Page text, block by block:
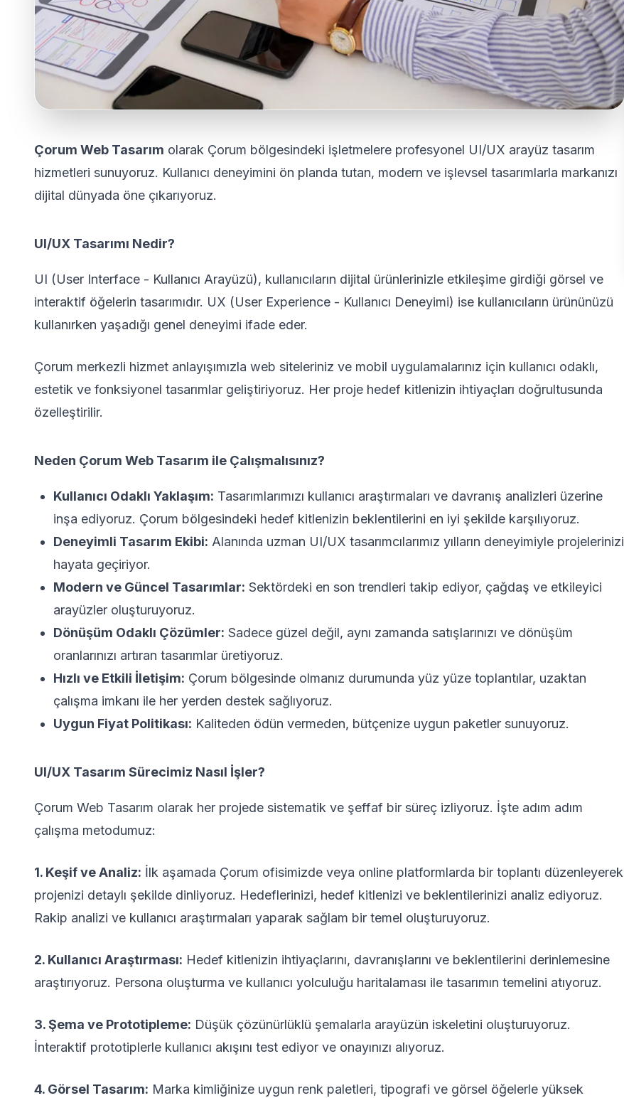
Çorum Web Tasarım olarak Çorum bölgesindeki işletmelere profesyonel UI/UX arayüz tasarım
hizmetleri sunuyoruz. Kullanıcı deneyimini ön planda tutan, modern ve işlevsel tasarımlarla markanızı
dijital dünyada öne çıkarıyoruz.
UI/UX Tasarımı Nedir?
UI (User Interface - Kullanıcı Arayüzü), kullanıcıların dijital ürünlerinizle etkileşime girdiği görsel ve
interaktif öğelerin tasarımıdır. UX (User Experience - Kullanıcı Deneyimi) ise kullanıcıların ürününüzü
kullanırken yaşadığı genel deneyimi ifade eder.
Çorum merkezli hizmet anlayışımızla web siteleriniz ve mobil uygulamalarınız için kullanıcı odaklı,
estetik ve fonksiyonel tasarımlar geliştiriyoruz. Her proje hedef kitlenizin ihtiyaçları doğrultusunda
özelleştirilir.
Neden Çorum Web Tasarım ile Çalışmalısınız?
Kullanıcı Odaklı Yaklaşım: Tasarımlarımızı kullanıcı araştırmaları ve davranış analizleri üzerine
inşa ediyoruz. Çorum bölgesindeki hedef kitlenizin beklentilerini en iyi şekilde karşılıyoruz.
Deneyimli Tasarım Ekibi: Alanında uzman UI/UX tasarımcılarımız yılların deneyimiyle projelerinizi
hayata geçiriyor.
Modern ve Güncel Tasarımlar: Sektördeki en son trendleri takip ediyor, çağdaş ve etkileyici
arayüzler oluşturuyoruz.
Dönüşüm Odaklı Çözümler: Sadece güzel değil, aynı zamanda satışlarınızı ve dönüşüm
oranlarınızı artıran tasarımlar üretiyoruz.
Hızlı ve Etkili İletişim: Çorum bölgesinde olmanız durumunda yüz yüze toplantılar, uzaktan
çalışma imkanı ile her yerden destek sağlıyoruz.
Uygun Fiyat Politikası: Kaliteden ödün vermeden, bütçenize uygun paketler sunuyoruz.
UI/UX Tasarım Sürecimiz Nasıl İşler?
Çorum Web Tasarım olarak her projede sistematik ve şeffaf bir süreç izliyoruz. İşte adım adım
çalışma metodumuz:
1. Keşif ve Analiz: İlk aşamada Çorum ofisimizde veya online platformlarda bir toplantı düzenleyerek
projenizi detaylı şekilde dinliyoruz. Hedeflerinizi, hedef kitlenizi ve beklentilerinizi analiz ediyoruz.
Rakip analizi ve kullanıcı araştırmaları yaparak sağlam bir temel oluşturuyoruz.
2. Kullanıcı Araştırması: Hedef kitlenizin ihtiyaçlarını, davranışlarını ve beklentilerini derinlemesine
araştırıyoruz. Persona oluşturma ve kullanıcı yolculuğu haritalaması ile tasarımın temelini atıyoruz.
3. Şema ve Prototipleme: Düşük çözünürlüklü şemalarla arayüzün iskeletini oluşturuyoruz.
İnteraktif prototiplerle kullanıcı akışını test ediyor ve onayınızı alıyoruz.
4. Görsel Tasarım: Marka kimliğinize uygun renk paletleri, tipografi ve görsel öğelerle yüksek